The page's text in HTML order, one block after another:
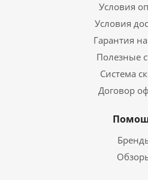
Условия
Условия
Гарантия
Полезные
Система
Договор